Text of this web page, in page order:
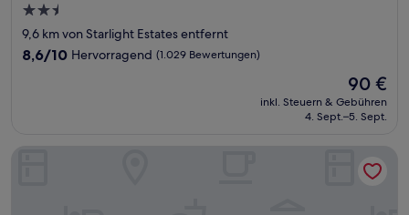
2.5-
Sterne-
Unterkunft
9,6 km von Starlight Estates entfernt
8.6
8,6/10 Hervorragend (1.029 Bewertungen)
Der
Preis
beträgt
90 €
inkl. Steuern & Gebühren
4. Sept.–5. Sept.
Days Inn by Wyndham Phoenix North